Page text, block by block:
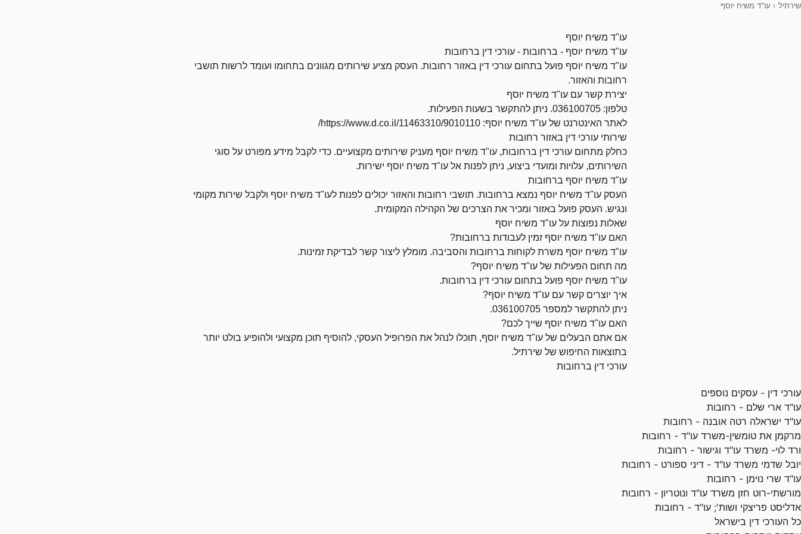
שירתיל › עו"ד משיח יוסף
עו"ד משיח יוסף
עו"ד משיח יוסף - ברחובות - עורכי דין ברחובות
עו"ד משיח יוסף פועל בתחום עורכי דין באזור רחובות. העסק מציע שירותים מגוונים בתחומו ועומד לרשות תושבי
רחובות והאזור.
יצירת קשר עם עו"ד משיח יוסף
טלפון: 036100705. ניתן להתקשר בשעות הפעילות.
לאתר האינטרנט של עו"ד משיח יוסף: https://www.d.co.il/11463310/9010110/
שירותי עורכי דין באזור רחובות
כחלק מתחום עורכי דין ברחובות, עו"ד משיח יוסף מעניק שירותים מקצועיים. כדי לקבל מידע מפורט על סוגי
השירותים, עלויות ומועדי ביצוע, ניתן לפנות אל עו"ד משיח יוסף ישירות.
עו"ד משיח יוסף ברחובות
העסק עו"ד משיח יוסף נמצא ברחובות. תושבי רחובות והאזור יכולים לפנות לעו"ד משיח יוסף ולקבל שירות מקומי
ונגיש. העסק פועל באזור ומכיר את הצרכים של הקהילה המקומית.
שאלות נפוצות על עו"ד משיח יוסף
האם עו"ד משיח יוסף זמין לעבודות ברחובות?
עו"ד משיח יוסף משרת לקוחות ברחובות והסביבה. מומלץ ליצור קשר לבדיקת זמינות.
מה תחום הפעילות של עו"ד משיח יוסף?
עו"ד משיח יוסף פועל בתחום עורכי דין ברחובות.
איך יוצרים קשר עם עו"ד משיח יוסף?
ניתן להתקשר למספר 036100705.
האם עו"ד משיח יוסף שייך לכם?
אם אתם הבעלים של עו"ד משיח יוסף, תוכלו לנהל את הפרופיל העסקי, להוסיף תוכן מקצועי ולהופיע בולט יותר
בתוצאות החיפוש של שירתיל.
עורכי דין ברחובות
עורכי דין - עסקים נוספים
עו"ד ארי שלם - רחובות
עו"ד ישראלה רטה אובנה - רחובות
מרקמן את טומשין-משרד עו"ד - רחובות
ורד לוי- משרד עו"ד וגישור - רחובות
יובל שדמי משרד עו"ד - דיני ספורט - רחובות
עו"ד שרי נוימן - רחובות
מורשתי-רוט חזן משרד עו"ד ונוטריון - רחובות
אדליסט פריצקי ושות'; עו"ד - רחובות
כל העורכי דין בישראל